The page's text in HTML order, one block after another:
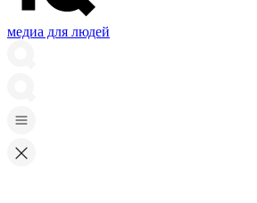
медиа для людей